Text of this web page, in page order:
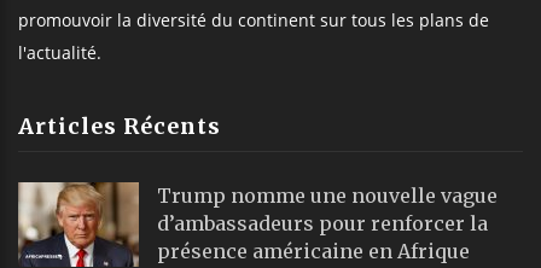
promouvoir la diversité du continent sur tous les plans de
l'actualité.
Articles Récents
Trump nomme une nouvelle vague
d’ambassadeurs pour renforcer la
présence américaine en Afrique